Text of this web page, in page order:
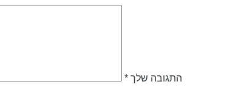
התגובה שלך *